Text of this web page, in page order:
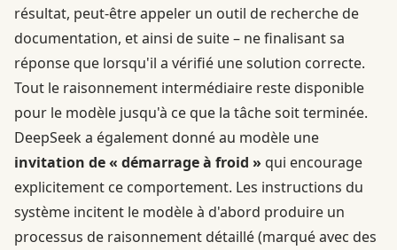
résultat, peut-être appeler un outil de recherche de
documentation, et ainsi de suite – ne finalisant sa
réponse que lorsqu'il a vérifié une solution correcte.
Tout le raisonnement intermédiaire reste disponible
pour le modèle jusqu'à ce que la tâche soit terminée.
DeepSeek a également donné au modèle une
invitation de « démarrage à froid » qui encourage
explicitement ce comportement. Les instructions du
système incitent le modèle à d'abord produire un
processus de raisonnement détaillé (marqué avec des